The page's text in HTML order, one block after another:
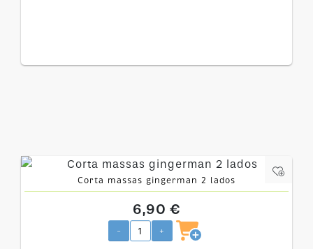
Corta massas gingerman 2 lados
6,90 €
- +